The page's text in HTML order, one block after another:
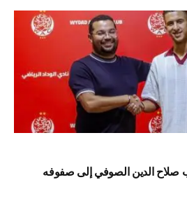
صلاح الدين الصوفي إلى صفوفه